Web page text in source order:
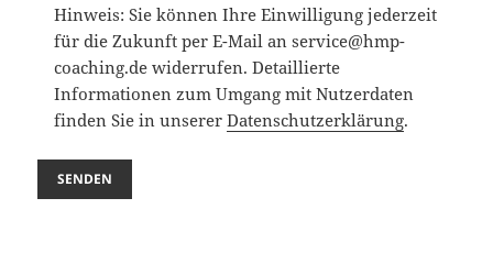
Hinweis: Sie können Ihre Einwilligung jederzeit
für die Zukunft per E-Mail an service@hmp-
coaching.de widerrufen. Detaillierte
Informationen zum Umgang mit Nutzerdaten
finden Sie in unsererDatenschutzerklärung.